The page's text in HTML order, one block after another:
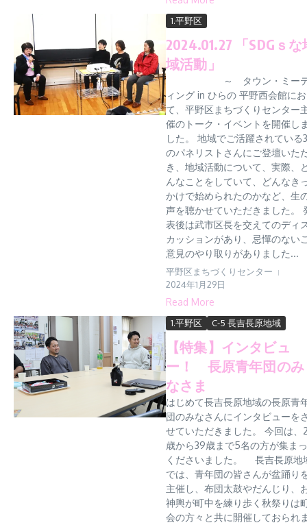
1.平野区
2024.01.27 「SDGｓな
域活動」
～ タウン・ミー
ィング in ひらの 平野西会館に
て、平野区まちづくりセンター
催のトーク・イベントを開催し
した。 地域でご活躍されている
のパネリストさんにご登壇いた
き、地域活動について、実際、
んなことをしていて、どんなき
かけで始められたのかなど、生
声を聴かせていただきました。
表後は武市区長を交えてのディ
カッションがあり、忌憚のない
意見のやり取りがありました...
平野区まちづくりセンター
2024年1月29日
Read More
1.平野区 C-5 長吉長原地域
【特集】インタビュ
ー！ 長原青年団のみ
なさま
はじめて長吉長原地域の長原青
団のみなさんにインタビューを
せていただきました。 今回は、
歳から39歳まで5名の方が集ま
くださいました。 長吉長原地
では、青年団の皆さんが盆踊り
主催し、布団太鼓やだんじり、
神輿が町中を練り歩く秋祭りは
会の方々と共に開催しておられ